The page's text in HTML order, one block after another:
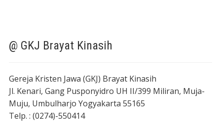
@ GKJ Brayat Kinasih
Gereja Kristen Jawa (GKJ) Brayat Kinasih
Jl. Kenari, Gang Pusponyidro UH II/399 Miliran, Muja-
Muju, Umbulharjo Yogyakarta 55165
Telp. : (0274)-550414